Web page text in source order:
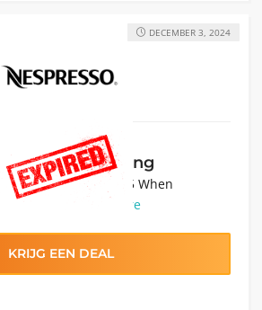
Korting
100 capsules for €15 When
Mini...
Read More
DECEMBER 3, 2024
KRIJG EEN DEAL